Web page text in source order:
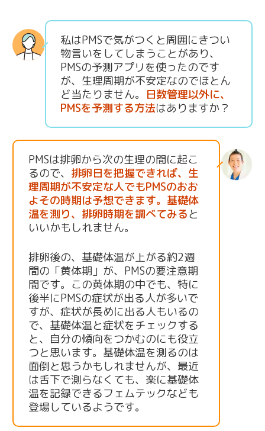
私はPMSで気がつくと周囲にきつい
物言いをしてしまうことがあり、
PMSの予測アプリを使ったのです
が、生理周期が不安定なのでほとん
ど当たりません。 日数管理以外に、
PMSを予測する方法はありますか？
PMSは排卵から次の生理の間に起こ
るので、 排卵日を把握できれば、生
理周期が不安定な人でもPMSのおお
よその時期は予想できます。基礎体
温を測り、排卵時期を調べてみると
いいかもしれません。
排卵後の、基礎体温が上がる約2週
間の「黄体期」が、PMSの要注意期
間です。この黄体期の中でも、特に
後半にPMSの症状が出る人が多いで
すが、症状が長めに出る人もいるの
で、基礎体温と症状をチェックする
と、自分の傾向をつかむのにも役立
つと思います。基礎体温を測るのは
面倒と思うかもしれませんが、最近
は舌下で測らなくても、楽に基礎体
温を記録できるフェムテックなども
登場しているようです。